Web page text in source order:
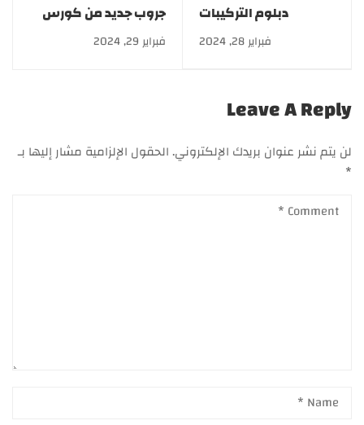
دبلوم التركيبات
التجميلية| Cosmetic
formulations
فبراير 28, 2024
جروب جديد من كورس
الطب البديل
والأعشاب.. اشترك الآن
فبراير 29, 2024
Leave A Reply
لن يتم نشر عنوان بريدك الإلكتروني.الحقول الإلزامية مشار إليها بـ
*